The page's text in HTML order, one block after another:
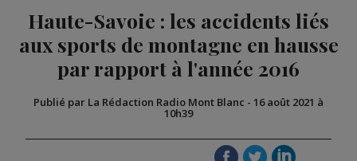
Haute-Savoie : les accidents liés
aux sports de montagne en hausse
par rapport à l'année 2016
Publié par La Rédaction Radio Mont Blanc - 16 août 2021 à
10h39